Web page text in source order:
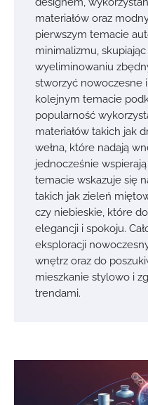
materiałów oraz
pierwszym temacie
minimalizmu,
wyeliminowaniu
stworzyć nowoczesne
kolejnym temacie
popularność
materiałów takich jak
wełna, które nadają
jednocześnie
temacie wskazuje się
takich jak zieleń
czy niebieskie, które
elegancji i spokoju.
eksploracji
wnętrz oraz do
mieszkanie stylowo i
trendami.